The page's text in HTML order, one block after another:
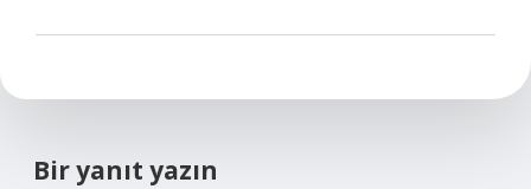
Bir yanıt yazın